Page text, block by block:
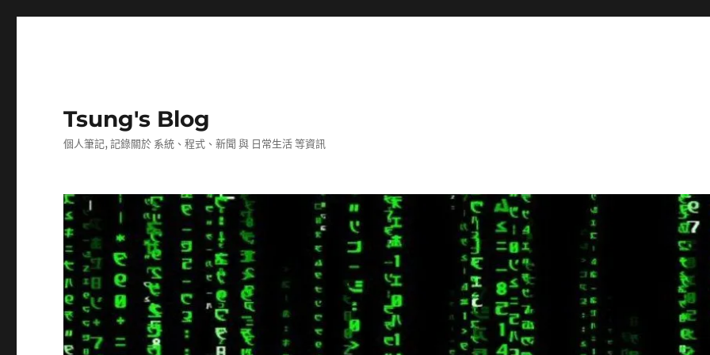
Tsung's Blog
個人筆記, 記錄關於 系統、程式、新聞 與 日常生活 等資訊